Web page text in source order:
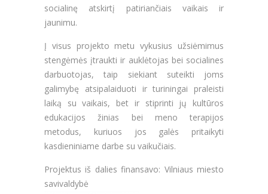
socialinę atskirtį patiriančiais vaikais ir
jaunimu.
Į visus projekto metu vykusius užsiėmimus
stengėmės įtraukti ir auklėtojas bei socialines
darbuotojas, taip siekiant suteikti joms
galimybę atsipalaiduoti ir turiningai praleisti
laiką su vaikais, bet ir stiprinti jų kultūros
edukacijos žinias bei meno terapijos
metodus, kuriuos jos galės pritaikyti
kasdieniniame darbe su vaikučiais.
Projektus iš dalies finansavo: Vilniaus miesto
savivaldybė